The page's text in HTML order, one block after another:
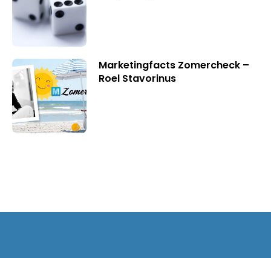
Marketingfacts Zomercheck –
Roel Stavorinus